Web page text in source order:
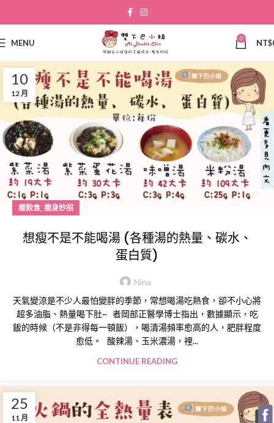
MENU 0 NT$
10
12 月
瘦飲食, 瘦身妙招
想瘦不是不能喝湯 (各種湯的熱量、碳水、
蛋白質)
Nina
天氣變涼是不少人最怕變胖的季節，常想喝湯吃熱食，卻不小心將
超多油脂、熱量喝下肚~ 者岡部正醫學博士指出，數據顯示，吃
飯的時候（不是非得每一頓飯），喝清湯頻率愈高的人，肥胖程度
愈低。 酸辣湯、玉米濃湯，裡...
CONTINUE READING
25
11 月